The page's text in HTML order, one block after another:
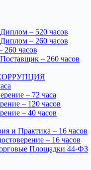
– 520 часов
– 260 часов
часов
– 260 часов
– 72 часа
– 120 часов
– 40 часов
и Практика – 16 часов
– 16 часов
Площадки 44-ФЗ